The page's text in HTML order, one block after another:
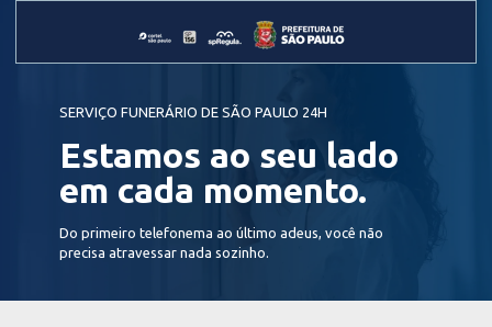
SERVIÇO FUNERÁRIO DE SÃO PAULO 24H
Estamos ao seu lado
em cada momento.
Do primeiro telefonema ao último adeus, você não
precisa atravessar nada sozinho.